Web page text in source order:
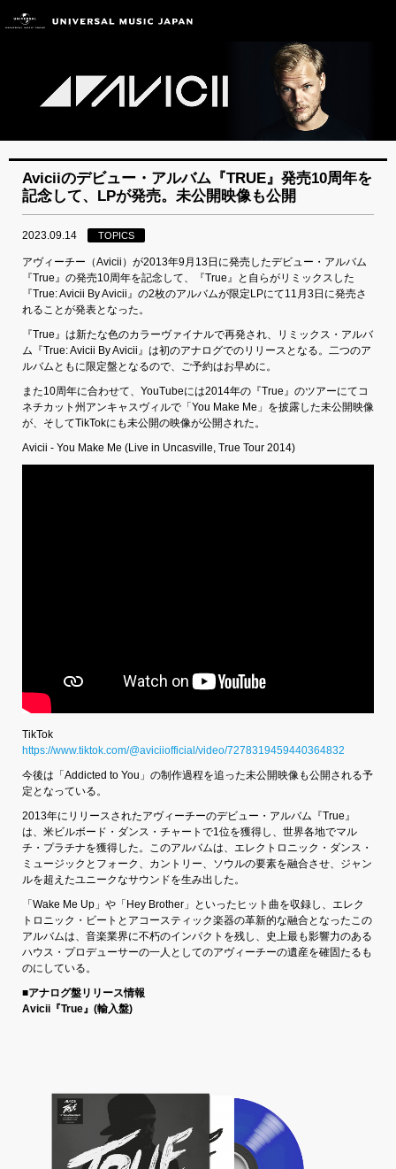
Aviciiのデビュー・アルバム『TRUE』発売10周年を
記念して、LPが発売。未公開映像も公開
2023.09.14 TOPICS
アヴィーチー（Avicii）が2013年9月13日に発売したデビュー・アルバム
『True』の発売10周年を記念して、『True』と自らがリミックスした
『True: Avicii By Avicii』の2枚のアルバムが限定LPにて11月3日に発売さ
れることが発表となった。
『True』は新たな色のカラーヴァイナルで再発され、リミックス・アルバ
ム『True: Avicii By Avicii』は初のアナログでのリリースとなる。二つのア
ルバムともに限定盤となるので、ご予約はお早めに。
また10周年に合わせて、YouTubeには2014年の『True』のツアーにてコ
ネチカット州アンキャスヴィルで「You Make Me」を披露した未公開映像
が、そしてTikTokにも未公開の映像が公開された。
Avicii - You Make Me (Live in Uncasville, True Tour 2014)
TikTok
https://www.tiktok.com/@aviciiofficial/video/7278319459440364832
今後は「Addicted to You」の制作過程を追った未公開映像も公開される予
定となっている。
2013年にリリースされたアヴィーチーのデビュー・アルバム『True』
は、米ビルボード・ダンス・チャートで1位を獲得し、世界各地でマル
チ・プラチナを獲得した。このアルバムは、エレクトロニック・ダンス・
ミュージックとフォーク、カントリー、ソウルの要素を融合させ、ジャン
ルを超えたユニークなサウンドを生み出した。
「Wake Me Up」や「Hey Brother」といったヒット曲を収録し、エレク
トロニック・ビートとアコースティック楽器の革新的な融合となったこの
アルバムは、音楽業界に不朽のインパクトを残し、史上最も影響力のある
ハウス・プロデューサーの一人としてのアヴィーチーの遺産を確固たるも
のにしている。
■アナログ盤リリース情報
Avicii『True』(輸入盤)